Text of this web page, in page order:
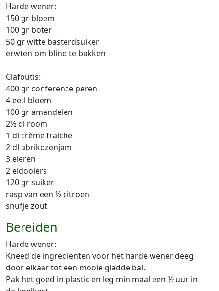
Harde wener:
150 gr bloem
100 gr boter
50 gr witte basterdsuiker
erwten om blind te bakken
Clafoutis:
400 gr conference peren
4 eetl bloem
100 gr amandelen
2½ dl room
1 dl crème fraiche
2 dl abrikozenjam
3 eieren
2 eidooiers
120 gr suiker
rasp van een ½ citroen
snufje zout
Bereiden
Harde wener:
Kneed de ingrediënten voor het harde wener deeg
door elkaar tot een mooie gladde bal.
Pak het goed in plastic en leg minimaal een ½ uur in